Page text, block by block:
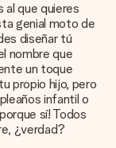
al que quieres
genial moto de
diseñar tú
nombre que
un toque
propio hijo, pero
infantil o
sí! Todos
¿verdad?